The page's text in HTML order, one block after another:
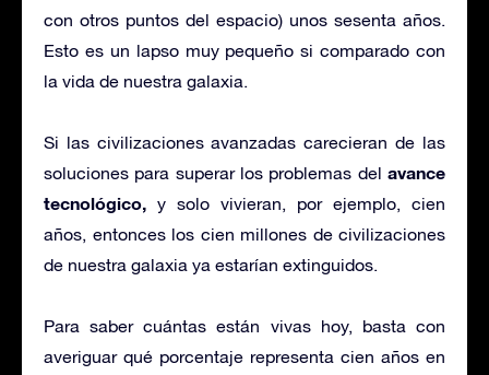
con otros puntos del espacio) unos sesenta años.
Esto es un lapso muy pequeño si comparado con
la vida de nuestra galaxia.
Si las civilizaciones avanzadas carecieran de las
soluciones para superar los problemas del avance
tecnológico, y solo vivieran, por ejemplo, cien
años, entonces los cien millones de civilizaciones
de nuestra galaxia ya estarían extinguidos.
Para saber cuántas están vivas hoy, basta con
averiguar qué porcentaje representa cien años en